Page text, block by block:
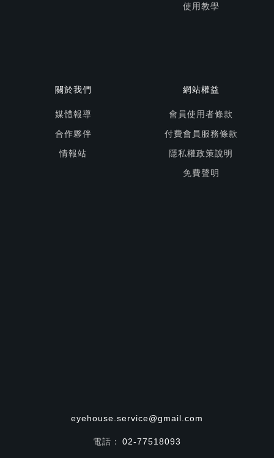
使用教學
關於我們
媒體報導
合作夥伴
情報站
網站權益
會員使用者條款
付費會員服務條款
隱私權政策說明
免費聲明
eyehouse.service@gmail.com
電話： 02-77518093